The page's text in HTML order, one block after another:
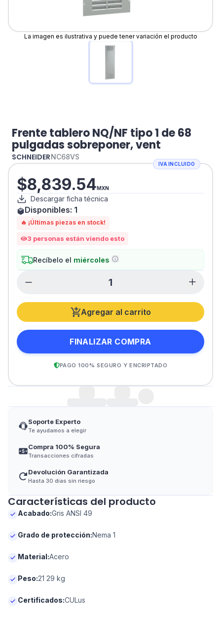
La imagen es ilustrativa y puede tener variación el producto
Frente tablero NQ/NF tipo 1 de 68
pulgadas sobreponer, vent
SCHNEIDERNC68VS
IVA INCLUIDO
$8,839.54MXN
Descargar ficha técnica
Disponibles: 1
🔥 ¡Últimas piezas en stock!
3 personas están viendo esto
Recíbelo el miércoles
Agregar al carrito
FINALIZAR COMPRA
PAGO 100% SEGURO Y ENCRIPTADO
Soporte Experto
Te ayudamos a elegir
Compra 100% Segura
Transacciones cifradas
Devolución Garantizada
Hasta 30 días sin riesgo
Características del producto
Acabado:Gris ANSI 49
Grado de protección:Nema 1
Material:Acero
Peso:21 29 kg
Certificados:CULus